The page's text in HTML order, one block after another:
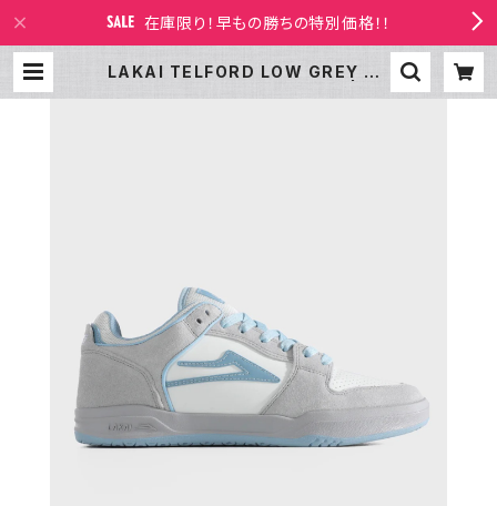
在庫限り！早もの勝ちの特別価格！！
LAKAI TELFORD LOW GREY SU